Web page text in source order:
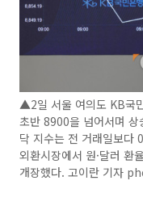
▲2일 서울 여의도 KB국
초반 8900을 넘어서며 상
닥 지수는 전 거래일보다
외환시장에서 원·달러 환
개장했다. 고이란 기자